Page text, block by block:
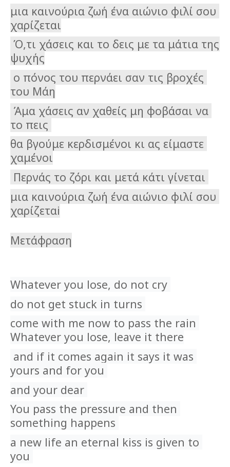
μια καινούρια ζωή ένα αιώνιο φιλί σου
χαρίζεται
Ό,τι χάσεις και το δεις με τα μάτια της
ψυχής
ο πόνος του περνάει σαν τις βροχές
του Μάη
Άμα χάσεις αν χαθείς μη φοβάσαι να
το πεις
θα βγούμε κερδισμένοι κι ας είμαστε
χαμένοι
Περνάς το ζόρι και μετά κάτι γίνεται
μια καινούρια ζωή ένα αιώνιο φιλί σου
χαρίζεταi
Μετάφραση
Whatever you lose, do not cry
do not get stuck in turns
come with me now to pass the rain
Whatever you lose, leave it there
and if it comes again it says it was
yours and for you
and your dear
You pass the pressure and then
something happens
a new life an eternal kiss is given to
you